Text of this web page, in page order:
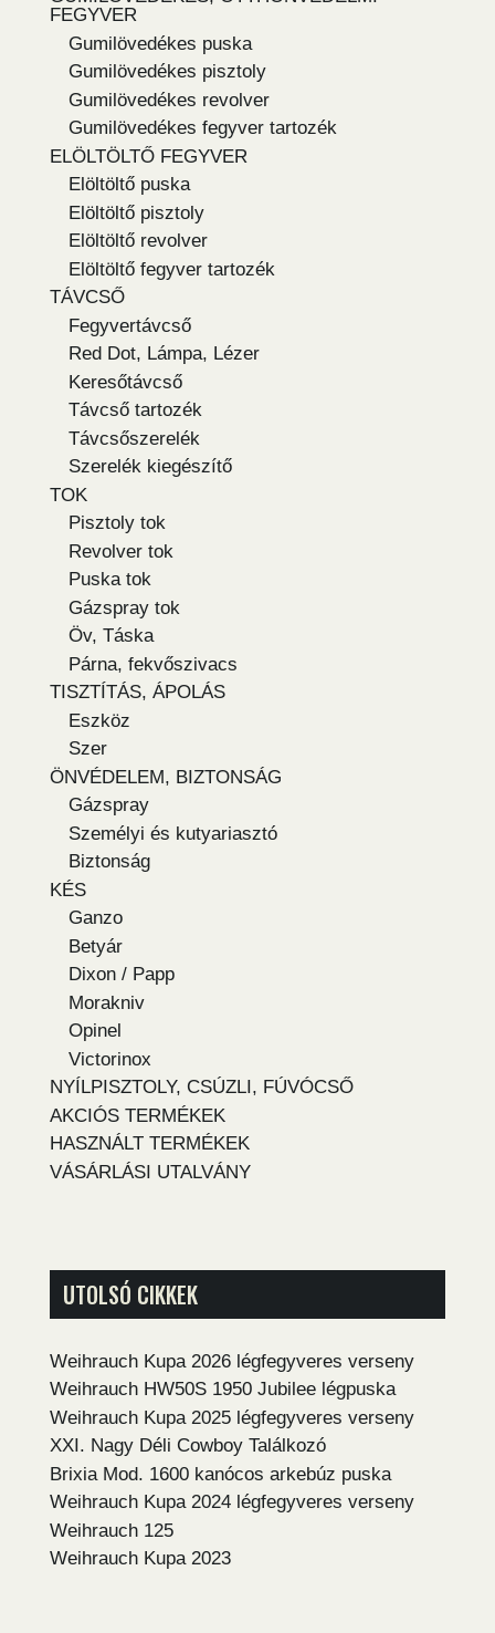
FEGYVER
Gumilövedékes puska
Gumilövedékes pisztoly
Gumilövedékes revolver
Gumilövedékes fegyver tartozék
ELÖLTÖLTŐ FEGYVER
Elöltöltő puska
Elöltöltő pisztoly
Elöltöltő revolver
Elöltöltő fegyver tartozék
TÁVCSŐ
Fegyvertávcső
Red Dot, Lámpa, Lézer
Keresőtávcső
Távcső tartozék
Távcsőszerelék
Szerelék kiegészítő
TOK
Pisztoly tok
Revolver tok
Puska tok
Gázspray tok
Öv, Táska
Párna, fekvőszivacs
TISZTÍTÁS, ÁPOLÁS
Eszköz
Szer
ÖNVÉDELEM, BIZTONSÁG
Gázspray
Személyi és kutyariasztó
Biztonság
KÉS
Ganzo
Betyár
Dixon / Papp
Morakniv
Opinel
Victorinox
NYÍLPISZTOLY, CSÚZLI, FÚVÓCSŐ
AKCIÓS TERMÉKEK
HASZNÁLT TERMÉKEK
VÁSÁRLÁSI UTALVÁNY
UTOLSÓ CIKKEK
Weihrauch Kupa 2026 légfegyveres verseny
Weihrauch HW50S 1950 Jubilee légpuska
Weihrauch Kupa 2025 légfegyveres verseny
XXI. Nagy Déli Cowboy Találkozó
Brixia Mod. 1600 kanócos arkebúz puska
Weihrauch Kupa 2024 légfegyveres verseny
Weihrauch 125
Weihrauch Kupa 2023